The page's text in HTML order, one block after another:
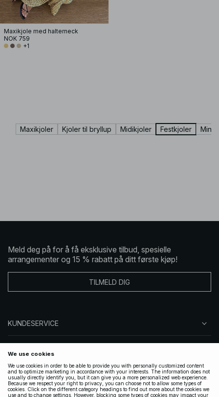
Maxikjole med halterneck
NOK 759
+1
Maxikjoler Kjoler til bryllup Midikjoler Festkjoler
Meld deg på for å få eksklusive tilbud, spesielle
arrangementer og 15 % rabatt på ditt første kjøp!
TILMELD DIG
KUNDESERVICE
FØLG OSS